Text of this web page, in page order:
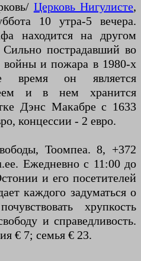
Церковь Нигулисте,
10 утра-5 вечера.
находится на другом
Сильно пострадавший во
и пожара в 1980-х
время он является
и в нем хранится
Дэнс Макабре с 1633
концессии - 2 евро.
Тоомпеа. 8, +372
Ежедневно с 11:00 до
и его посетителей
каждого задуматься о
хрупкость
и справедливость.
€ 7; семья € 23.